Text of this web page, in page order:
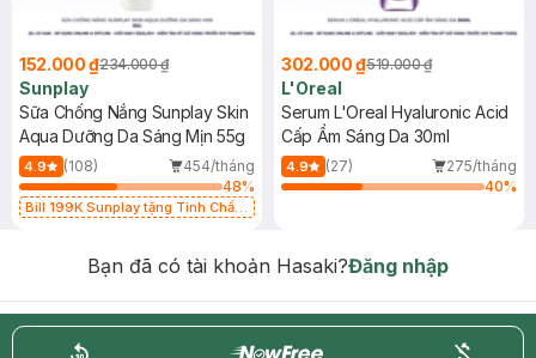
152.000 ₫234.000 ₫
Sunplay
Sữa Chống Nắng Sunplay Skin
Aqua Dưỡng Da Sáng Mịn 55g
4.9 (108)
454/tháng
48%
Bill 199K Sunplay tặng Tinh Chất
302.000 ₫519.000 ₫
L'Oreal
Serum L'Oreal Hyaluronic Acid
Cấp Ẩm Sáng Da 30ml
4.9 (27)
275/tháng
40%
Bạn đã có tài khoản Hasaki?Đăng nhập